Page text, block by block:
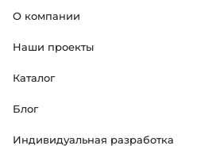
О компании
Наши проекты
Каталог
Блог
Индивидуальная разработка